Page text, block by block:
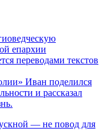
епархии
переводами текстов
Иван поделился
и рассказал